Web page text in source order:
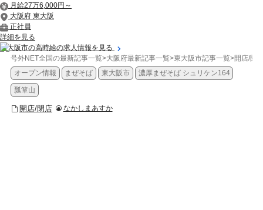
月給27万6,000円～
大阪府 東大阪
正社員
詳細を見る
東大阪市の高時給の求人情報を見る
号外NET全国の最新記事一覧>大阪府最新記事一覧>東大阪市記事一覧>開店/閉
オープン情報
まぜそば 東大阪市 濃厚まぜそば シュリケン164
瓢箪山
開店/閉店 なかしまあすか